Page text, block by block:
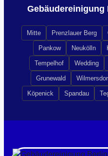
Gebäudereinigung
Mitte Prenzlauer Berg
Pankow Neukölln
Tempelhof Wedding
Grunewald
Köpenick Spandau